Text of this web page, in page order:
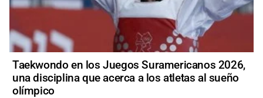
Taekwondo en los Juegos Suramericanos 2026,
una disciplina que acerca a los atletas al sueño
olímpico